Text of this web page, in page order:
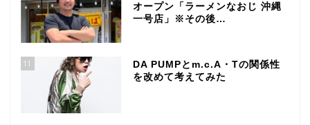
オープン「ラーメンなおじ 沖縄
一号店」※その後…
11
DA PUMPとm.c.A・Tの関係性
を改めて考えてみた